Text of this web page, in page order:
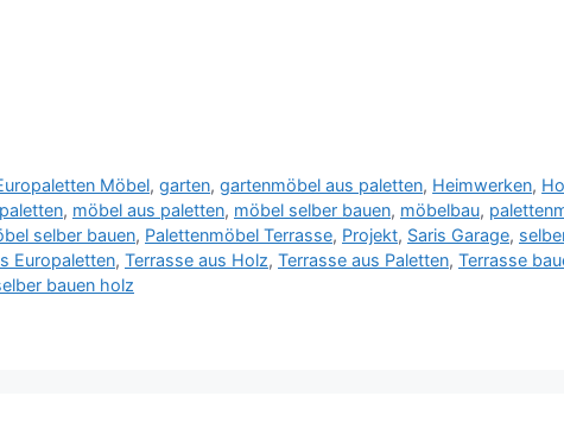
Möbel,garten,gartenmöbel aus paletten, Heimwerken,
, möbel aus paletten, möbel selber bauen, möbelbau,
selber bauen, Palettenmöbel Terrasse, Projekt, Saris Garage,
Europaletten, Terrasse aus Holz, Terrasse aus Paletten, Terrasse
bauen holz